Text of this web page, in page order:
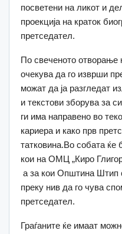
посветени на ликот и
проекција на краток
претседател.
По свеченото отворање
очекува да го изврши
можат да ја разгледат
и текстови зборува за
ги има направено во
кариера и како прв
татковина.Во собата ќе
кои на ОМЦ „Киро
а за кои Општина Штип
преку нив да го чува
претседател.
Граѓаните ќе имаат